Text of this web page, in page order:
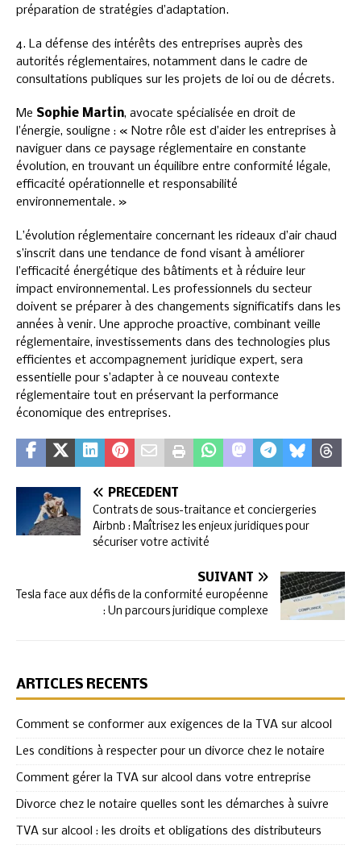
préparation de stratégies d’adaptation.
4. La défense des intérêts des entreprises auprès des
autorités réglementaires, notamment dans le cadre de
consultations publiques sur les projets de loi ou de décrets.
Me Sophie Martin, avocate spécialisée en droit de
l’énergie, souligne : « Notre rôle est d’aider les entreprises à
naviguer dans ce paysage réglementaire en constante
évolution, en trouvant un équilibre entre conformité légale,
efficacité opérationnelle et responsabilité
environnementale. »
L’évolution réglementaire concernant les rideaux d’air chaud
s’inscrit dans une tendance de fond visant à améliorer
l’efficacité énergétique des bâtiments et à réduire leur
impact environnemental. Les professionnels du secteur
doivent se préparer à des changements significatifs dans les
années à venir. Une approche proactive, combinant veille
réglementaire, investissements dans des technologies plus
efficientes et accompagnement juridique expert, sera
essentielle pour s’adapter à ce nouveau contexte
réglementaire tout en préservant la performance
économique des entreprises.
PRÉCÉDENT
Contrats de sous-traitance et conciergeries
Airbnb : Maîtrisez les enjeux juridiques pour
sécuriser votre activité
SUIVANT
Tesla face aux défis de la conformité européenne
: Un parcours juridique complexe
ARTICLES RÉCENTS
Comment se conformer aux exigences de la TVA sur alcool
Les conditions à respecter pour un divorce chez le notaire
Comment gérer la TVA sur alcool dans votre entreprise
Divorce chez le notaire quelles sont les démarches à suivre
TVA sur alcool : les droits et obligations des distributeurs